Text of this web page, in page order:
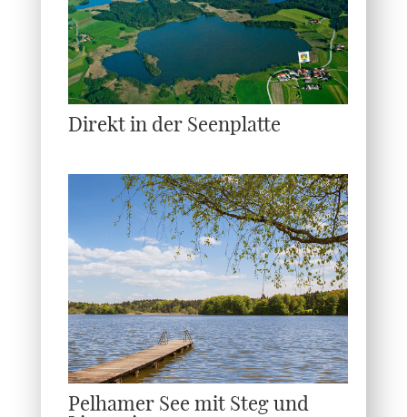
Direkt in der Seenplatte
Pelhamer See mit Steg und